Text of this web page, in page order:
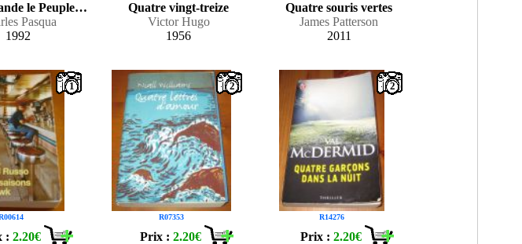
le Peuple…
Pasqua
1992
Quatre vingt-treize
Victor Hugo
1956
Quatre souris vertes
James Patterson
2011
1
:2.20€
R07353
2
Prix :2.20€
R14276
2
Prix :2.20€